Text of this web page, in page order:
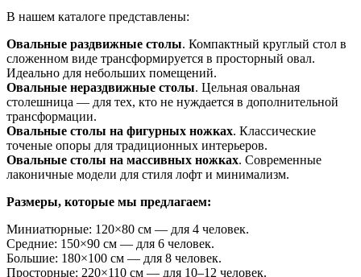
В нашем каталоге представлены:
Овальные раздвижные столы. Компактный круглый стол в
сложенном виде трансформируется в просторный овал.
Идеально для небольших помещений.
Овальные нераздвижные столы. Цельная овальная
столешница — для тех, кто не нуждается в дополнительной
трансформации.
Овальные столы на фигурных ножках. Классические
точеные опоры для традиционных интерьеров.
Овальные столы на массивных ножках. Современные
лаконичные модели для стиля лофт и минимализм.
Размеры, которые мы предлагаем:
Миниатюрные: 120×80 см — для 4 человек.
Средние: 150×90 см — для 6 человек.
Большие: 180×100 см — для 8 человек.
Просторные: 220×110 см — для 10–12 человек.